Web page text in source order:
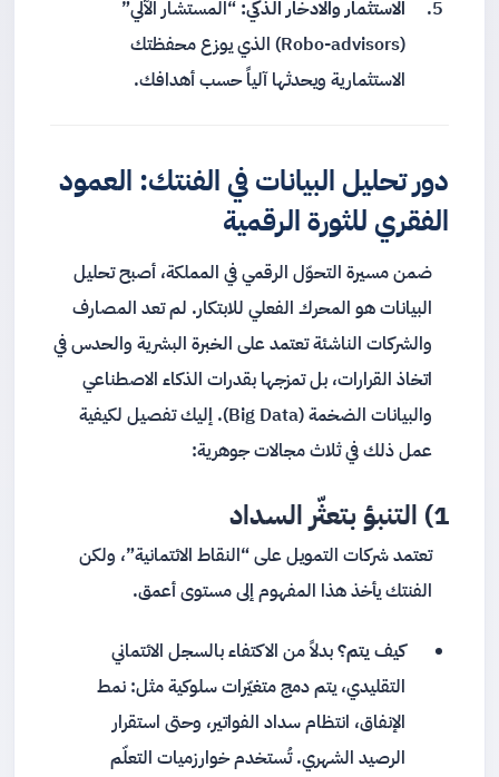
الاستثمار والادخار الذكي: “المستشار الآلي”
(Robo-advisors) الذي يوزع محفظتك
الاستثمارية ويحدثها آلياً حسب أهدافك.
دور تحليل البيانات في الفنتك: العمود
الفقري للثورة الرقمية
ضمن مسيرة التحوّل الرقمي في المملكة، أصبح تحليل
البيانات هو المحرك الفعلي للابتكار. لم تعد المصارف
والشركات الناشئة تعتمد على الخبرة البشرية والحدس في
اتخاذ القرارات، بل تمزجها بقدرات الذكاء الاصطناعي
والبيانات الضخمة (Big Data). إليك تفصيل لكيفية
عمل ذلك في ثلاث مجالات جوهرية:
1) التنبؤ بتعثّر السداد
تعتمد شركات التمويل على “النقاط الائتمانية”، ولكن
الفنتك يأخذ هذا المفهوم إلى مستوى أعمق.
كيف يتم؟بدلاً من الاكتفاء بالسجل الائتماني
التقليدي، يتم دمج متغيّرات سلوكية مثل: نمط
الإنفاق، انتظام سداد الفواتير، وحتى استقرار
الرصيد الشهري. تُستخدم خوارزميات التعلّم